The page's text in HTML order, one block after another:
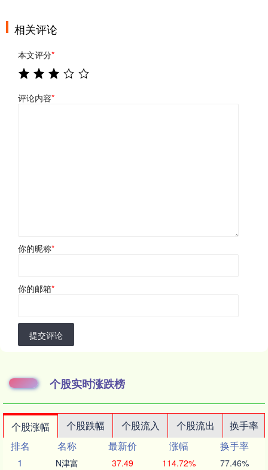
相关评论
本文评分*
评论内容*
你的昵称*
你的邮箱*
提交评论
个股实时涨跌榜
个股涨幅 个股跌幅 个股流入 个股流出
换手率
排名
名称 最新价 涨幅
换手率
1
N津富 37.49 114.72% 77.46%